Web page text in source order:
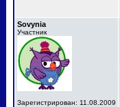
Sovynia
Участник
Зарегистрирован: 11.08.2009